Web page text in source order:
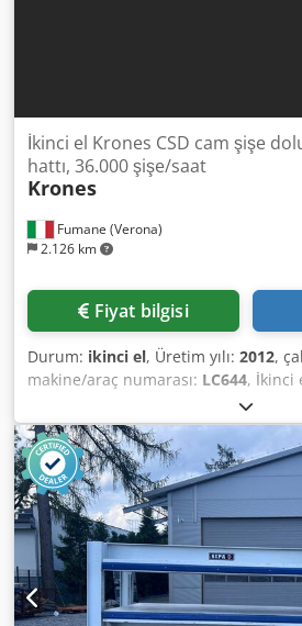
Fumane (Verona)
2.126 km
İkinci el Krones CSD cam şişe
hattı, 36.000 şişe/saat
Krones
Fiyat bilgisi
Durum: ikinci el, Üretim yılı: 2012,
makine/araç numarası: LC644, İkinci
şişe dolum hattı – 36.000 şişe/saat
performans verileri: Bu hat 2012'de
camdaki CSD için komple bir Krones
formatında saatte 36.000 şişe
ve 18 kapaklama kafalı izobarik bir
donatılmıştır. Çalışmaya hazır ve
sahiptir. Üretici: Krones Yapım yılı:
36.000 şişe/saat Ürün tipi: CSD
Ambalaj tipi: Cam şişeler Şişe ağız
formatı: 1,0 L Durulama kafaları/